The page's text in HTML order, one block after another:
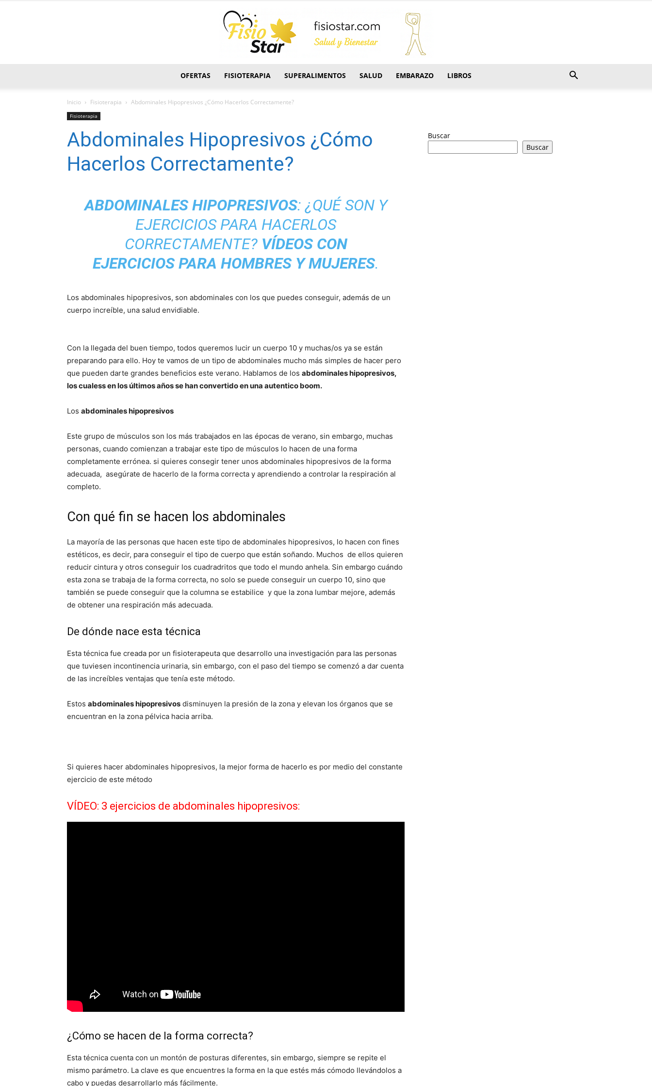
OFERTAS FISIOTERAPIA SUPERALIMENTOS SALUD EMBARAZO LIBROS
Inicio Fisioterapia Abdominales Hipopresivos ¿Cómo Hacerlos Correctamente?
Fisioterapia
Abdominales Hipopresivos ¿Cómo
Hacerlos Correctamente?
ABDOMINALES HIPOPRESIVOS: ¿QUÉ SON Y
EJERCICIOS PARA HACERLOS
CORRECTAMENTE? VÍDEOS CON
EJERCICIOS PARA HOMBRES Y MUJERES.
Los abdominales hipopresivos, son abdominales con los que puedes conseguir, además de un
cuerpo increíble, una salud envidiable.
Con la llegada del buen tiempo, todos queremos lucir un cuerpo 10 y muchas/os ya se están
preparando para ello. Hoy te vamos de un tipo de abdominales mucho más simples de hacer pero
que pueden darte grandes beneficios este verano. Hablamos de los abdominales hipopresivos,
los cualess en los últimos años se han convertido en una autentico boom.
Los abdominales hipopresivos
Este grupo de músculos son los más trabajados en las épocas de verano, sin embargo, muchas
personas, cuando comienzan a trabajar este tipo de músculos lo hacen de una forma
completamente errónea. si quieres consegir tener unos abdominales hipopresivos de la forma
adecuada, asegúrate de hacerlo de la forma correcta y aprendiendo a controlar la respiración al
completo.
Con qué fin se hacen los abdominales
La mayoría de las personas que hacen este tipo de abdominales hipopresivos, lo hacen con fines
estéticos, es decir, para conseguir el tipo de cuerpo que están soñando. Muchos de ellos quieren
reducir cintura y otros conseguir los cuadradritos que todo el mundo anhela. Sin embargo cuándo
esta zona se trabaja de la forma correcta, no solo se puede conseguir un cuerpo 10, sino que
también se puede conseguir que la columna se estabilice y que la zona lumbar mejore, además
de obtener una respiración más adecuada.
De dónde nace esta técnica
Esta técnica fue creada por un fisioterapeuta que desarrollo una investigación para las personas
que tuviesen incontinencia urinaria, sin embargo, con el paso del tiempo se comenzó a dar cuenta
de las increíbles ventajas que tenía este método.
Estos abdominales hipopresivos disminuyen la presión de la zona y elevan los órganos que se
encuentran en la zona pélvica hacia arriba.
Si quieres hacer abdominales hipopresivos, la mejor forma de hacerlo es por medio del constante
ejercicio de este método
VÍDEO: 3 ejercicios de abdominales hipopresivos:
¿Cómo se hacen de la forma correcta?
Esta técnica cuenta con un montón de posturas diferentes, sin embargo, siempre se repite el
mismo parámetro. La clave es que encuentres la forma en la que estés más cómodo llevándolos a
cabo y puedas desarrollarlo más fácilmente.
Buscar
Buscar